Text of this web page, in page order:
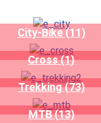
City-Bike (11)
Cross (1)
Trekking (73)
MTB (13)